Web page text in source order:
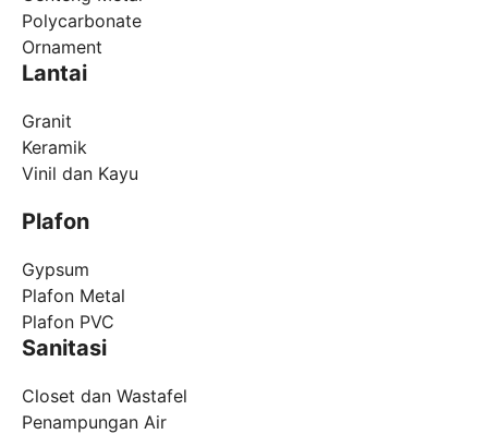
Polycarbonate
Ornament
Lantai
Granit
Keramik
Vinil dan Kayu
Plafon
Gypsum
Plafon Metal
Plafon PVC
Sanitasi
Closet dan Wastafel
Penampungan Air